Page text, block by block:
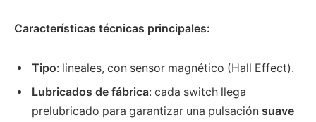
Características técnicas principales:
Tipo: lineales, con sensor magnético (Hall Effect).
Lubricados de fábrica: cada switch llega
prelubricado para garantizar una pulsación suave